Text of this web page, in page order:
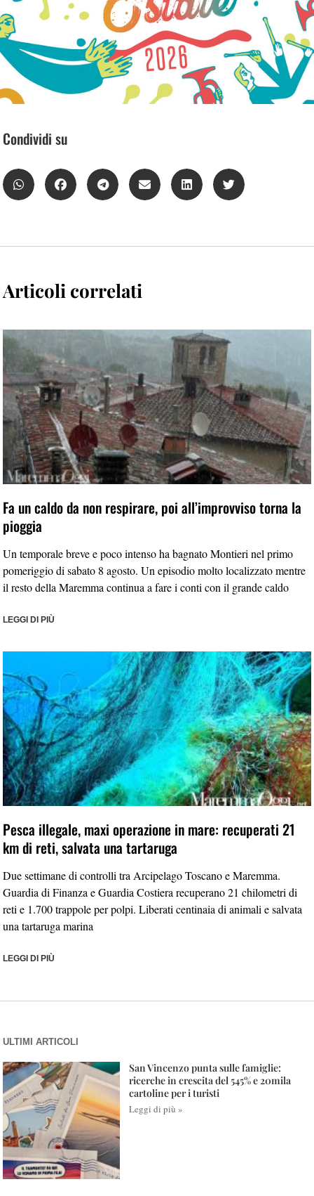
Condividi su
Articoli correlati
Fa un caldo da non respirare, poi all’improvviso torna la
pioggia
Un temporale breve e poco intenso ha bagnato Montieri nel primo
pomeriggio di sabato 8 agosto. Un episodio molto localizzato mentre
il resto della Maremma continua a fare i conti con il grande caldo
LEGGI DI PIÙ
Pesca illegale, maxi operazione in mare: recuperati 21
km di reti, salvata una tartaruga
Due settimane di controlli tra Arcipelago Toscano e Maremma.
Guardia di Finanza e Guardia Costiera recuperano 21 chilometri di
reti e 1.700 trappole per polpi. Liberati centinaia di animali e salvata
una tartaruga marina
LEGGI DI PIÙ
ULTIMI ARTICOLI
San Vincenzo punta sulle famiglie:
ricerche in crescita del 545% e 20mila
cartoline per i turisti
Leggi di più »